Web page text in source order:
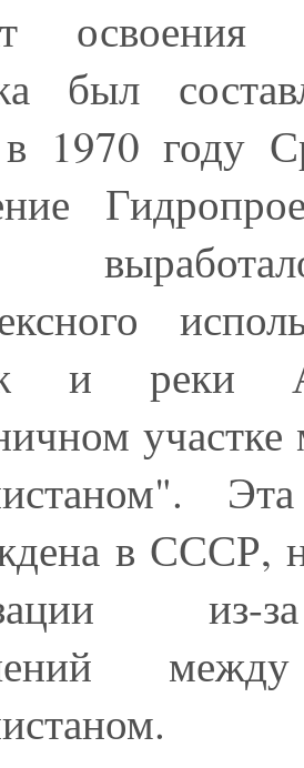
освоения
был
1970 году
и реки
в СССР,
из-